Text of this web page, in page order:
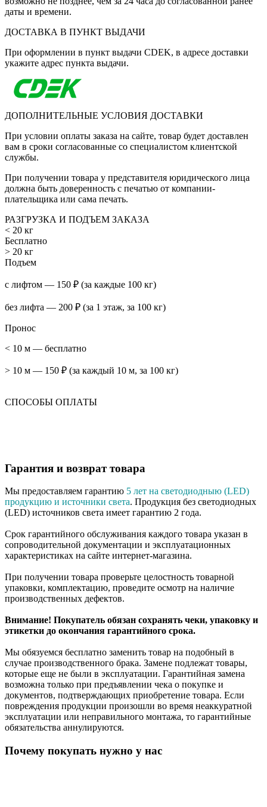
даты и времени.
ДОСТАВКА В ПУНКТ ВЫДАЧИ
При оформлении в пункт выдачи CDEK, в адресе доставки
укажите адрес пункта выдачи.
ДОПОЛНИТЕЛЬНЫЕ УСЛОВИЯ ДОСТАВКИ
При условии оплаты заказа на сайте, товар будет доставлен
вам в сроки согласованные со специалистом клиентской
службы.
При получении товара у представителя юридического лица
должна быть доверенность с печатью от компании-
плательщика или сама печать.
РАЗГРУЗКА И ПОДЪЕМ ЗАКАЗА
< 20 кг
Бесплатно
> 20 кг
Подъем
с лифтом — 150 ₽ (за каждые 100 кг)
без лифта — 200 ₽ (за 1 этаж, за 100 кг)
Пронос
< 10 м — бесплатно
> 10 м — 150 ₽ (за каждый 10 м, за 100 кг)
СПОСОБЫ ОПЛАТЫ
Гарантия и возврат товара
Мы предоставляем гарантию 5 лет на светодиодныю (LED)
продукцию и источники света. Продукция без светодиодных
(LED) источников света имеет гарантию 2 года.
Срок гарантийного обслуживания каждого товара указан в
сопроводительной документации и эксплуатационных
характеристиках на сайте интернет-магазина.
При получении товара проверьте целостность товарной
упаковки, комплектацию, проведите осмотр на наличие
производственных дефектов.
Внимание! Покупатель обязан сохранять чеки, упаковку и
этикетки до окончания гарантийного срока.
Мы обязуемся бесплатно заменить товар на подобный в
случае производственного брака. Замене подлежат товары,
которые еще не были в эксплуатации. Гарантийная замена
возможна только при предъявлении чека о покупке и
документов, подтверждающих приобретение товара. Если
повреждения продукции произошли во время неаккуратной
эксплуатации или неправильного монтажа, то гарантийные
обязательства аннулируются.
Почему покупать нужно у нас